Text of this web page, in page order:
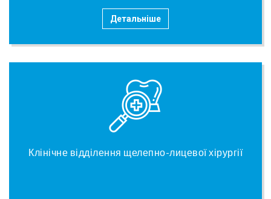
Детальніше
Клінічне відділення щелепно-лицевої хірургії